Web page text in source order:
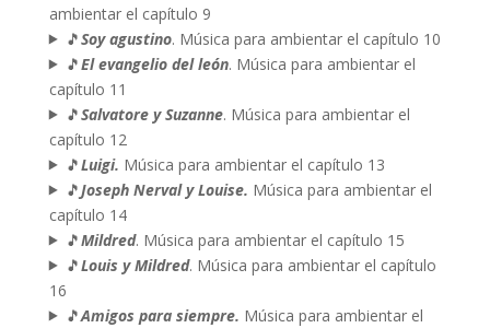
ambientar el capítulo 9
🎵Soy agustino. Música para ambientar el capítulo 10
🎵El evangelio del león. Música para ambientar el
capítulo 11
🎵Salvatore y Suzanne. Música para ambientar el
capítulo 12
🎵Luigi. Música para ambientar el capítulo 13
🎵Joseph Nerval y Louise. Música para ambientar el
capítulo 14
🎵Mildred. Música para ambientar el capítulo 15
🎵Louis y Mildred. Música para ambientar el capítulo
16
🎵Amigos para siempre. Música para ambientar el